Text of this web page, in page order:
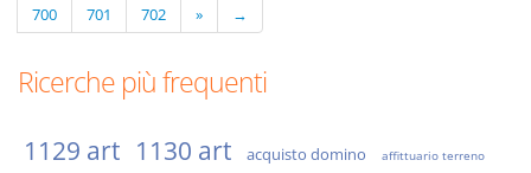
700
701 702 » →
Ricerche più frequenti
1129 art 1130 art acquisto domino
affittuario terreno